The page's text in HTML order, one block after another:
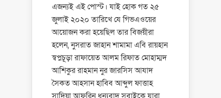
এজন্যই এই পোস্ট। যাই হোক গত ২৫
জুলাই ২০২০ তারিখে যে গিভএওয়ের
আয়োজন করা হয়েছিল তার বিজয়ীরা
হলেন, নুসরাত জাহান শামামা এবি রায়হান
স্বপ্নচূড়া রাফায়েত আলম রিফাত মোহাম্মদ
আশিকুর রাহমান নুর জারসিস আযাদ
সৈকত আহসান হাবিব আব্দুল ফাত্তাহ
সাদিয়া আফরিন ধন্যবাদ সবাইকে যারা